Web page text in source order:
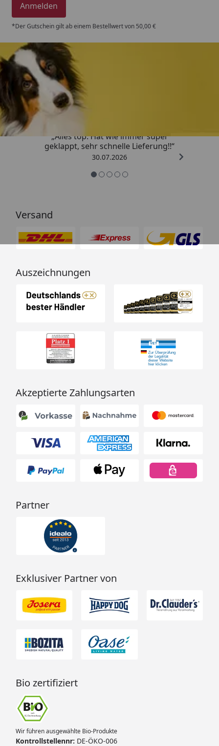
Anmelden
*Der Gutschein gilt ab einem Bestellwert von 50,00 €
Trusted Shops
„Alles top. Hat wie immer super
geklappt, sehr schnelle Lieferung!!“
30.07.2026
Versand
Auszeichnungen
Akzeptierte Zahlungsarten
Partner
Exklusiver Partner von
Bio zertifiziert
Wir führen ausgewählte Bio-Produkte
Kontrollstellennr: DE-ÖKO-006